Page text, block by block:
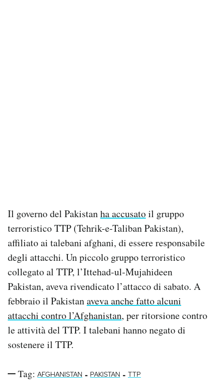
Il governo del Pakistanha accusatoil gruppo
terroristico TTP (Tehrik-e-Taliban Pakistan),
affiliato ai talebani afghani, di essere responsabile
degli attacchi. Un piccolo gruppo terroristico
collegato al TTP, l’Ittehad-ul-Mujahideen
Pakistan, aveva rivendicato l’attacco di sabato. A
febbraio il Pakistanaveva anche fatto alcuni
attacchi contro l’Afghanistan, per ritorsione contro
le attività del TTP. I talebani hanno negato di
sostenere il TTP.
Tag: AFGHANISTAN - PAKISTAN - TTP